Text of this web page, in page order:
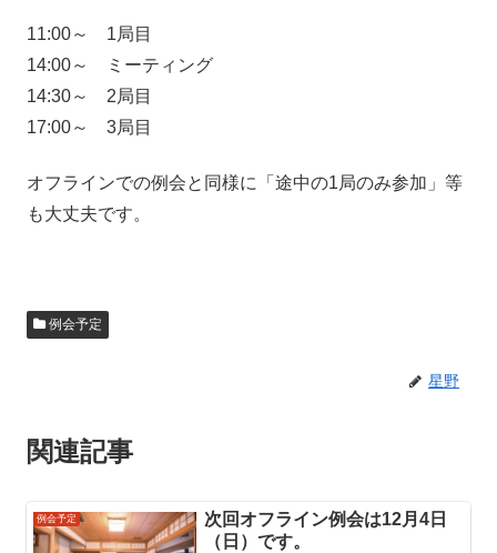
11:00～ 1局目
14:00～ ミーティング
14:30～ 2局目
17:00～ 3局目
オフラインでの例会と同様に「途中の1局のみ参加」等
も大丈夫です。
例会予定
星野
関連記事
例会予定
次回オフライン例会は12月4日
（日）です。